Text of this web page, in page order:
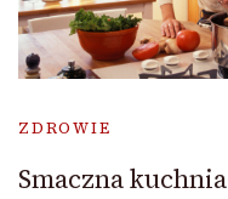
ZDROWIE
Smaczna kuchnia